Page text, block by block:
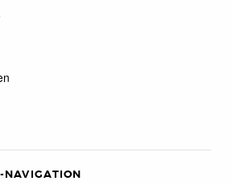
NAVIGATION